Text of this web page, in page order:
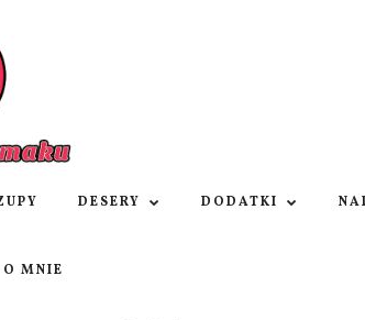
DESERY DODATKI
O MNIE